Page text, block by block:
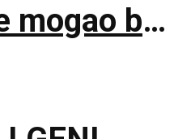
mogao bi
se istopi